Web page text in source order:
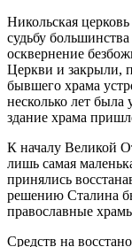
Никольская
судьбу
осквернение
Церкви и закрыли,
бывшего храма
несколько лет
здание храма
К началу Великой
лишь самая
принялись
решению Сталина
православные
Средств на